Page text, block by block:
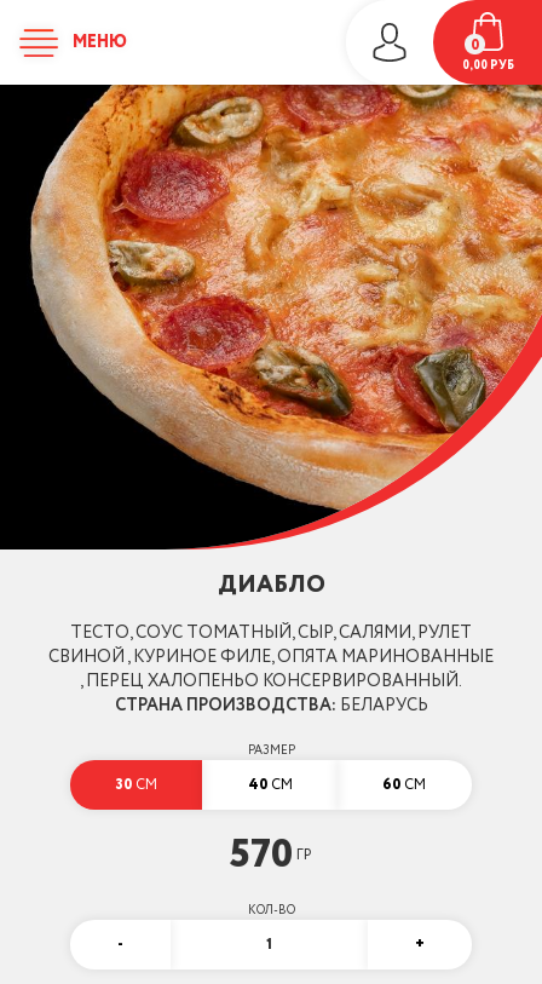
МЕНЮ 0
0,00РУБ
ДИАБЛО
ТЕСТО, СОУС ТОМАТНЫЙ, СЫР, САЛЯМИ, РУЛЕТ
СВИНОЙ , КУРИНОЕ ФИЛЕ, ОПЯТА МАРИНОВАННЫЕ
, ПЕРЕЦ ХАЛОПЕНЬО КОНСЕРВИРОВАННЫЙ.
СТРАНА ПРОИЗВОДСТВА: БЕЛАРУСЬ
РАЗМЕР
30 СМ 40 СМ 60 СМ
570 ГР
КОЛ-ВО
- 1 +